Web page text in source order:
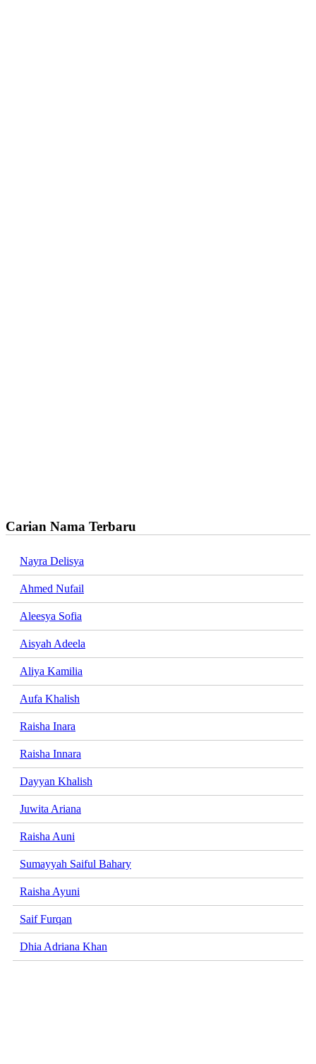
Carian Nama Terbaru
Nayra Delisya
Ahmed Nufail
Aleesya Sofia
Aisyah Adeela
Aliya Kamilia
Aufa Khalish
Raisha Inara
Raisha Innara
Dayyan Khalish
Juwita Ariana
Raisha Auni
Sumayyah Saiful Bahary
Raisha Ayuni
Saif Furqan
Dhia Adriana Khan